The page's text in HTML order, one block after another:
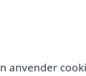
anvender